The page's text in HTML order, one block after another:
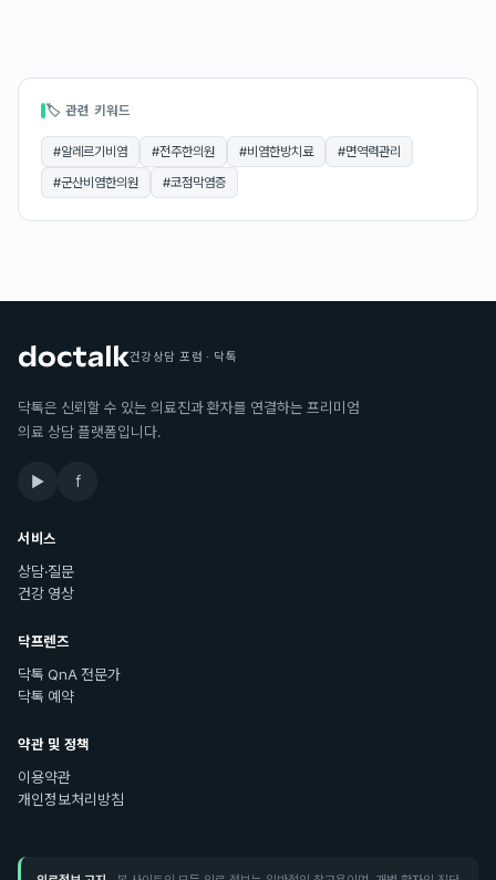
🏷 관련 키워드
#알레르기비염 #전주한의원 #비염한방치료 #면역력관리
#군산비염한의원 #코점막염증
건강상담 포럼 · 닥톡
닥톡은 신뢰할 수 있는 의료진과 환자를 연결하는 프리미엄
의료 상담 플랫폼입니다.
▶ f
서비스
상담·질문
건강 영상
닥프렌즈
닥톡 QnA 전문가
닥톡 예약
약관 및 정책
이용약관
개인정보처리방침